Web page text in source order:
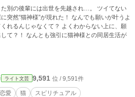
別の後輩には出世を先越され…。 ツイてない
”が現れた！ なんでも願いが叶うよ
れるんじゃなくて？ よくわからない上に、願
との同居生活が
ライト文芸 9,591 位 / 9,591件
恋愛 猫 スピリチュアル